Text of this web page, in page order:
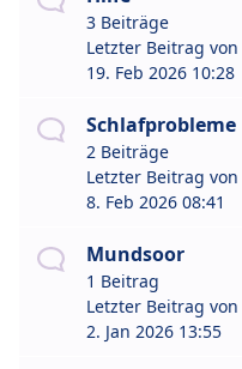
3 Beiträge
Letzter Beitrag von
19. Feb 2026 10:28
Schlafprobleme
2 Beiträge
Letzter Beitrag von
8. Feb 2026 08:41
Mundsoor
1 Beitrag
Letzter Beitrag von
2. Jan 2026 13:55